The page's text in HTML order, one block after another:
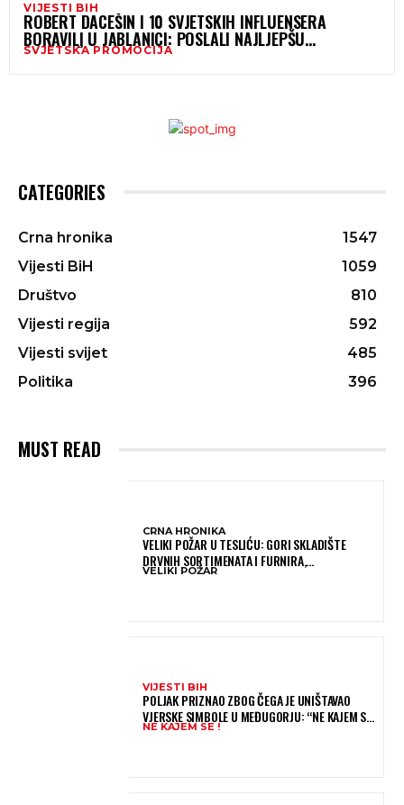
VIJESTI BIH
ROBERT DACEŠIN I 10 SVJETSKIH INFLUENSERA
BORAVILI U JABLANICI: POSLALI NAJLJEPŠU
TURISTIČKU RAZGLEDNICU JABLANICE U SVIJET
SVJETSKA PROMOCIJA
CATEGORIES
Crna hronika
1547
Vijesti BiH
1059
Društvo
810
Vijesti regija
592
Vijesti svijet
485
Politika
396
MUST READ
CRNA HRONIKA
VELIKI POŽAR U TESLIĆU: GORI SKLADIŠTE
DRVNIH SORTIMENATA I FURNIRA,
VATROGASCIMA STIŽE POMOĆ IZ VIŠE GRADOVA
VELIKI POŽAR
VIJESTI BIH
POLJAK PRIZNAO ZBOG ČEGA JE UNIŠTAVAO
VJERSKE SIMBOLE U MEĐUGORJU: “NE KAJEM SE I
PONOVIO BIH SVE”
NE KAJEM SE !